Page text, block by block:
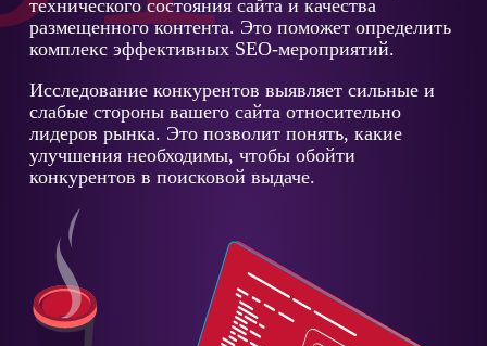
технического состояния сайта и качества
размещенного контента. Это поможет определить
комплекс эффективных SEO-мероприятий.
Исследование конкурентов выявляет сильные и
слабые стороны вашего сайта относительно
лидеров рынка. Это позволит понять, какие
улучшения необходимы, чтобы обойти
конкурентов в поисковой выдаче.